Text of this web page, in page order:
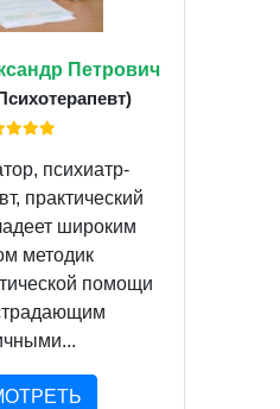
Петрович
психиатр-
практический
широким
методик
помощи